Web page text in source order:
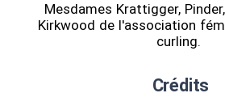
Mesdames Krattigger,
Kirkwood de l'association
curling.
Crédits